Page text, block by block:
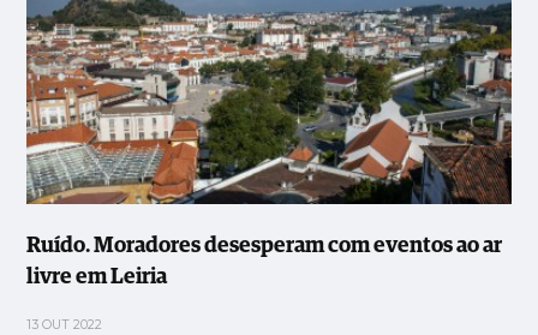
Ruído. Moradores desesperam com eventos ao ar
livre em Leiria
13 OUT 2022